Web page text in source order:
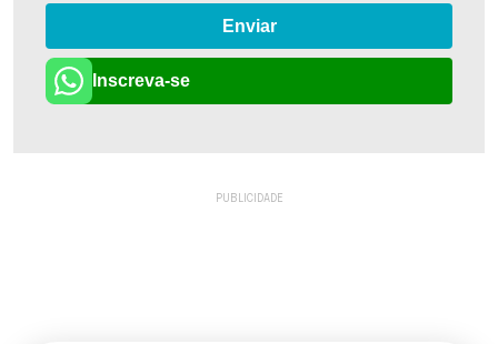
Enviar
Inscreva-se